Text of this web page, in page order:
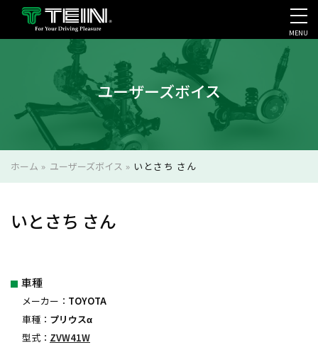
会社案内・採用・IR
MENU
ユーザーズボイス
ホーム » ユーザーズボイス » いとさち さん
いとさち さん
車種
メーカー： TOYOTA
車種： プリウスα
型式： ZVW41W